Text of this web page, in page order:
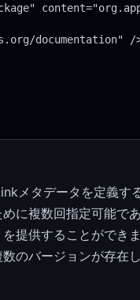
documentation" /
メタデータを定義す
に複数回指定可能で
提供することができ
のバージョンが存在